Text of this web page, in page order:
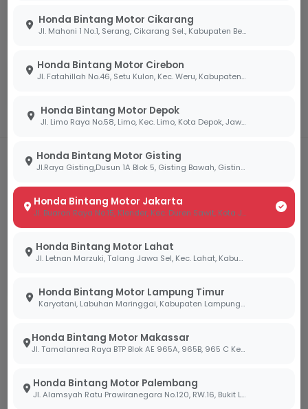
Honda Bintang Motor Cikarang
Jl. Mahoni 1 No.1, Serang, Cikarang Sel., Kabupaten Bekasi, Jawa Barat 17530
Honda Bintang Motor Cirebon
Jl. Fatahillah No.46, Setu Kulon, Kec. Weru, Kabupaten Cirebon, Jawa Barat 45154
Honda Bintang Motor Depok
Jl. Limo Raya No.58, Limo, Kec. Limo, Kota Depok, Jawa Barat 16514
Honda Bintang Motor Gisting
Jl.Raya Gisting,Dusun 1A Blok 5, Gisting Bawah, Gisting, Tanggamus, Lampung 35378
Honda Bintang Motor Jakarta
Jl. Buaran Raya No.15, Klender, Kec. Duren Sawit, Kota Jakarta Timur, Daerah Khusus Ibukota Jakarta 13470
Honda Bintang Motor Lahat
Jl. Letnan Marzuki, Talang Jawa Sel, Kec. Lahat, Kabupaten Lahat, Sumatera Selatan 31419
Honda Bintang Motor Lampung Timur
Karyatani, Labuhan Maringgai, Kabupaten Lampung Timur, Lampung 34387
Honda Bintang Motor Makassar
Jl. Tamalanrea Raya BTP Blok AE 965A, 965B, 965 C Kel. Paccerakang Kec.Biring Kanaya Kota. Makassar Sulawesi Selatan 90241
Honda Bintang Motor Palembang
Jl. Alamsyah Ratu Prawiranegara No.120, RW.16, Bukit Lama, Kec. Ilir Bar. I, Kota Palembang, Sumatera Selatan 30138
kredit?
Apakah harga yang tertera sudah
Jaminan keaslian
unit & sparepart
Sparepart terpadu.
Proses Cepat
STNK & BPKB selesai
24/7 Support
Layanan pelanggan